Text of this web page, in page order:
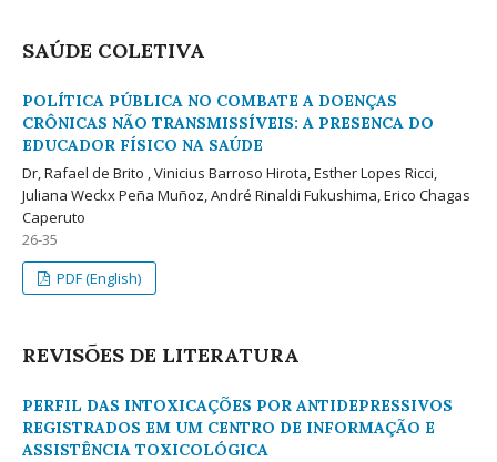
SAÚDE COLETIVA
POLÍTICA PÚBLICA NO COMBATE A DOENÇAS
CRÔNICAS NÃO TRANSMISSÍVEIS: A PRESENCA DO
EDUCADOR FÍSICO NA SAÚDE
Dr, Rafael de Brito , Vinicius Barroso Hirota, Esther Lopes Ricci,
Juliana Weckx Peña Muñoz, André Rinaldi Fukushima, Erico Chagas
Caperuto
26-35
PDF (English)
REVISÕES DE LITERATURA
PERFIL DAS INTOXICAÇÕES POR ANTIDEPRESSIVOS
REGISTRADOS EM UM CENTRO DE INFORMAÇÃO E
ASSISTÊNCIA TOXICOLÓGICA